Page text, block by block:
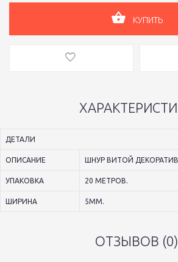
КУПИТЬ
ДЕТАЛИ
ОПИСАНИЕ ШНУР ВИТОЙ
УПАКОВКА 20 МЕТРОВ.
ШИРИНА 5ММ.
ОТЗЫВОВ (0)